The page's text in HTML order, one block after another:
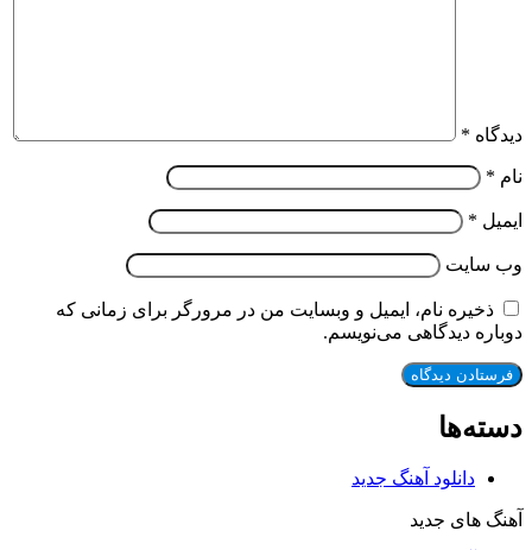
دیدگاه *
نام *
ایمیل *
وب‌ سایت
ذخیره نام، ایمیل و وبسایت من در مرورگر برای زمانی که
دوباره دیدگاهی می‌نویسم.
دسته‌ها
دانلود آهنگ جدید
آهنگ های جدید